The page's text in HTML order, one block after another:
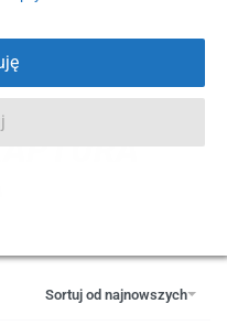
Sortuj od najnowszych